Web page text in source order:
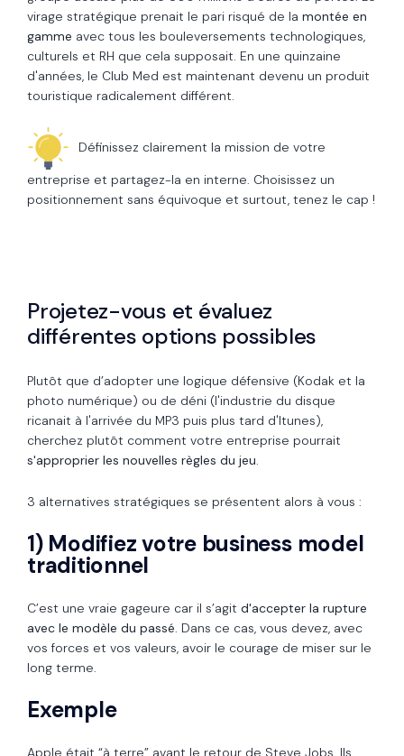
virage stratégique prenait le pari risqué de la montée en
gamme avec tous les bouleversements technologiques,
culturels et RH que cela supposait. En une quinzaine
d'années, le Club Med est maintenant devenu un produit
touristique radicalement différent.
Définissez clairement la mission de votre
entreprise et partagez-la en interne. Choisissez un
positionnement sans équivoque et surtout, tenez le cap !
Projetez-vous et évaluez
différentes options possibles
Plutôt que d’adopter une logique défensive (Kodak et la
photo numérique) ou de déni (l'industrie du disque
ricanait à l'arrivée du MP3 puis plus tard d'Itunes),
cherchez plutôt comment votre entreprise pourrait
s'approprier les nouvelles règles du jeu
3 alternatives stratégiques se présentent alors à vous :
1) Modifiez votre business model
traditionnel
C’est une vraie gageure car il s’agit d'accepter la rupture
avec le modèle du passé . Dans ce cas, vous devez, avec
vos forces et vos valeurs, avoir le courage de miser sur le
long terme.
Exemple
Apple était “à terre” avant le retour de Steve Jobs. Ils